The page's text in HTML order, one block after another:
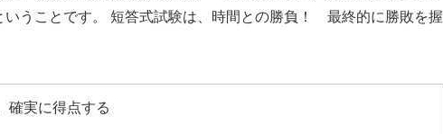
いうことです。 短答式試験は、時間との勝負！ 最終的に勝敗を握
確実に得点する